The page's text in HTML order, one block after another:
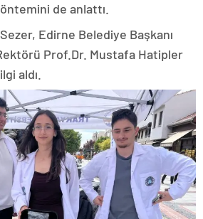
de anlattı.
Edirne Belediye Başkanı
Prof.Dr. Mustafa Hatipler
aldı.